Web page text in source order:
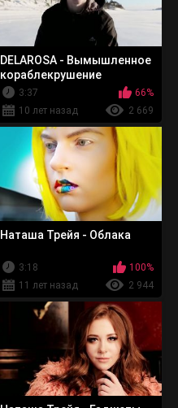
DELAROSA - Вымышленное
кораблекрушение
3:37
66%
10 лет назад
2 669
Наташа Трейя - Облака
3:18
100%
11 лет назад
2 944